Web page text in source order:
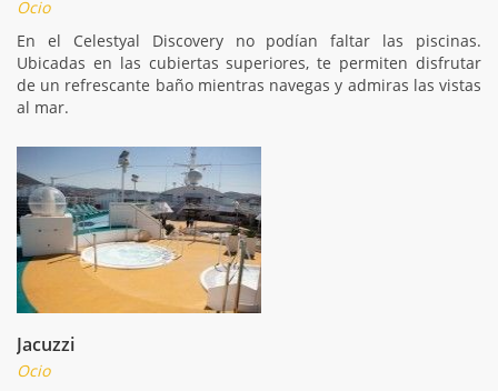
Ocio
En el Celestyal Discovery no podían faltar las piscinas.
Ubicadas en las cubiertas superiores, te permiten disfrutar
de un refrescante baño mientras navegas y admiras las vistas
al mar.
Jacuzzi
Ocio